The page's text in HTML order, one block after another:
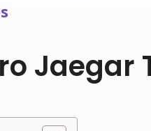
Jaegar